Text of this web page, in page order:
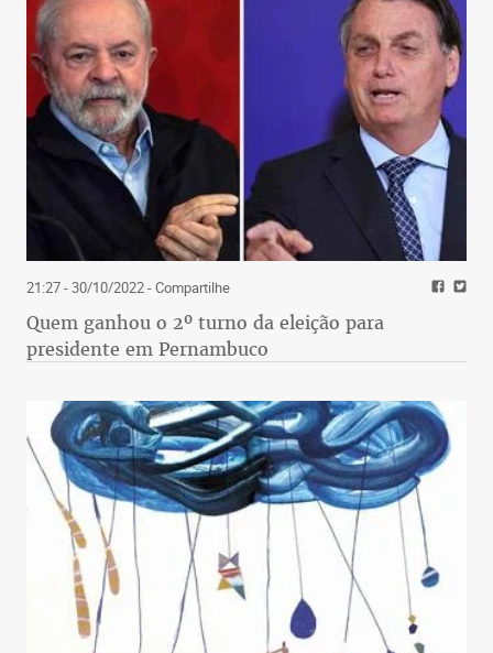
21:27 - 30/10/2022- Compartilhe
Quem ganhou o 2º turno da eleição para
presidente em Pernambuco